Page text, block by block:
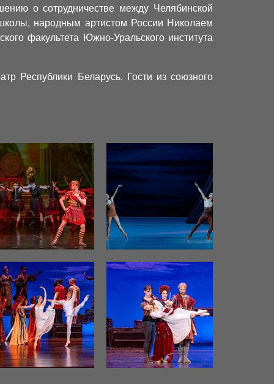
о сотрудничестве между Челябинской
народным артистом России Николаем
факультета Южно-Уральского института
Республики Беларусь. Гости из союзного